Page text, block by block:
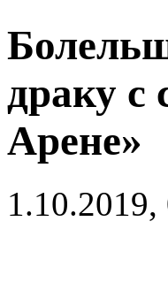
драку
Арене»
1.10.2019,